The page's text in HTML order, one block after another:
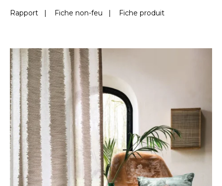
Rapport | Fiche non-feu | Fiche produit